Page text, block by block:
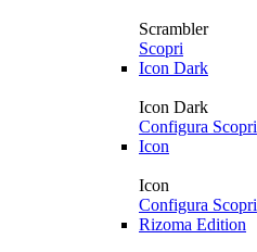
Scrambler
Scopri
Icon Dark
Icon Dark
Configura Scopri
Icon
Icon
Configura Scopri
Rizoma Edition